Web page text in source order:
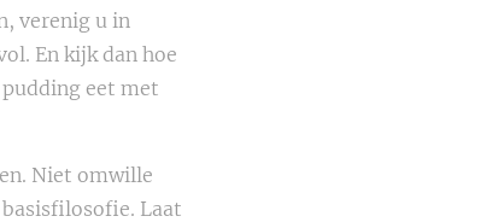
verenig u in
En kijk dan hoe
pudding eet met
Niet omwille
Laat